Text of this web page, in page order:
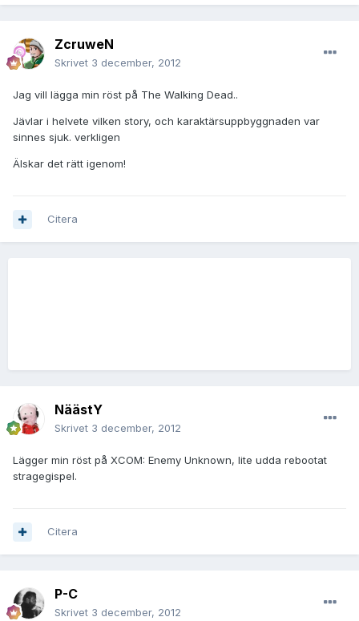
ZcruweN
Skrivet 3 december, 2012
Jag vill lägga min röst på The Walking Dead..
Jävlar i helvete vilken story, och karaktärsuppbyggnaden var
sinnes sjuk. verkligen
Älskar det rätt igenom!
Citera
NäästY
Skrivet 3 december, 2012
Lägger min röst på XCOM: Enemy Unknown, lite udda rebootat
stragegispel.
Citera
P-C
Skrivet 3 december, 2012